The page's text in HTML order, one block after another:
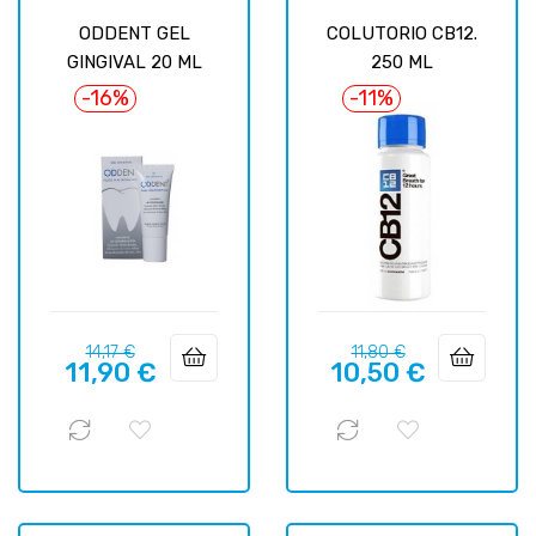
ODDENT GEL
GINGIVAL 20 ML
-16%
Prix
habituel
14,17 €Prix
11,90 €
COLUTORIO CB12.
250 ML
-11%
Prix
habituel
11,80 €Prix
10,50 €